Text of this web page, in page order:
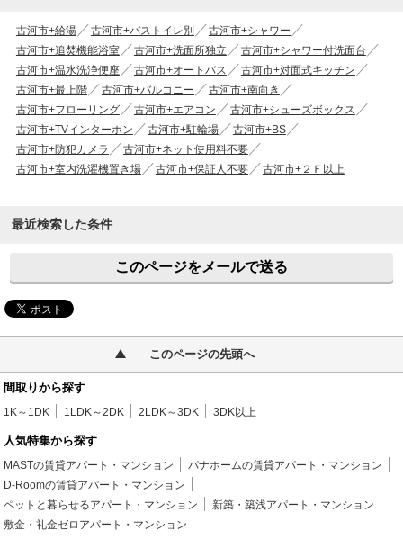
古河市+給湯 古河市+バストイレ別
古河市+シャワー
古河市+追焚機能浴室
古河市+洗面所独立
古河市+シャワー付洗面台
古河市+温水洗浄便座
古河市+オートバス
古河市+対面式キッチン
古河市+最上階
古河市+バルコニー
古河市+南向き
古河市+フローリング
古河市+エアコン
古河市+シューズボックス
古河市+TVインターホン
古河市+駐輪場
古河市+BS
古河市+防犯カメラ
古河市+ネット使用料不要
古河市+室内洗濯機置き場
古河市+保証人不要 古河市+２Ｆ以上
最近検索した条件
このページをメールで送る
このページの先頭へ
間取りから探す
1K～1DK 1LDK～2DK 2LDK～3DK 3DK以上
人気特集から探す
MASTの賃貸アパート・マンション
パナホームの賃貸アパート・マンション
D-Roomの賃貸アパート・マンション
ペットと暮らせるアパート・マンション
新築・築浅アパート・マンション
敷金・礼金ゼロアパート・マンション